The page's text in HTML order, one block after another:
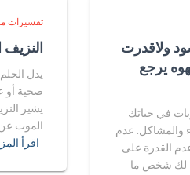
ولاقدرت
يرجع
في حياتك
والمشاكل. عدم
القدرة على
لك شخص ما
تفسيرات
يدل
صحية أو
يشير
الموت
اقرأ